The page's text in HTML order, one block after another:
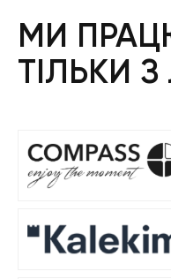
МИ
ТІЛЬКИ